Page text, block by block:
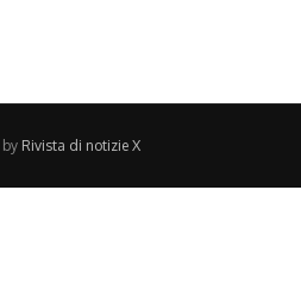
Rivista di notizie X